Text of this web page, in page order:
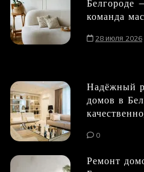
Белгороде
команда
28 июля 2026
Надёжный
домов в
0
Ремонт